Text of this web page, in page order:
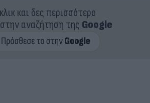
και δες περισσότερο
στην αναζήτηση της Google